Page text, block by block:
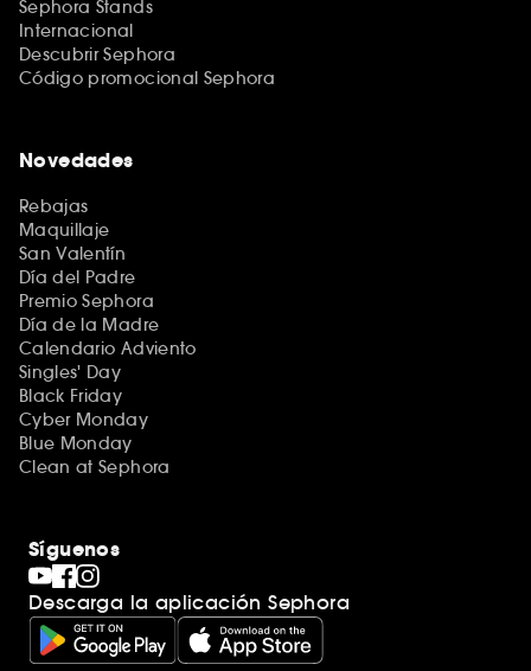
Sephora Stands
Internacional
Descubrir Sephora
Código promocional Sephora
Novedades
Rebajas
Maquillaje
San Valentín
Día del Padre
Premio Sephora
Día de la Madre
Calendario Adviento
Singles' Day
Black Friday
Cyber Monday
Blue Monday
Clean at Sephora
Síguenos
Descarga la aplicación Sephora